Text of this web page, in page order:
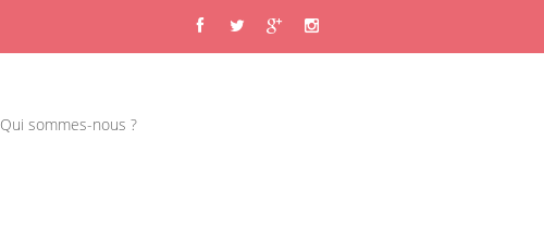
Qui sommes-nous ?